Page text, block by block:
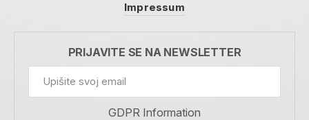
Impressum
PRIJAVITE SE NA NEWSLETTER
GDPR Information